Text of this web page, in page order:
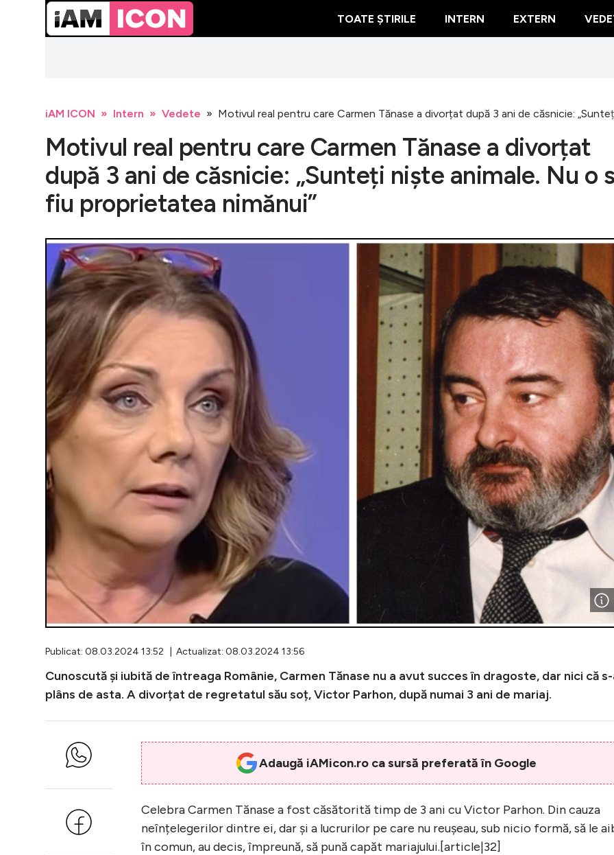
TOATE ȘTIRILE INTERN EXTERN
iAM ICON Intern Vedete Motivul real pentru care Carmen Tănase a divorțat după 3 ani de căsnicie:
Motivul real pentru care Carmen Tănase a divorțat
după 3 ani de căsnicie: „Sunteți niște animale. Nu o
fiu proprietatea nimănui”
Publicat: 08.03.2024 13:52 | Actualizat: 08.03.2024 13:56
Cunoscută și iubită de întreaga Românie, Carmen Tănase nu a avut succes în dragoste, dar nici că
plâns de asta. A divorțat de regretatul său soț, Victor Parhon, după numai 3 ani de mariaj.
Adaugă iAMicon.ro ca sursă preferată în Google
Celebra Carmen Tănase a fost căsătorită timp de 3 ani cu Victor Parhon. Din cauza
neînțelegerilor dintre ei, dar și a lucrurilor pe care nu reușeau, sub nicio formă, să le
în comun, au decis, împreună, să pună capăt mariajului.[article|32]